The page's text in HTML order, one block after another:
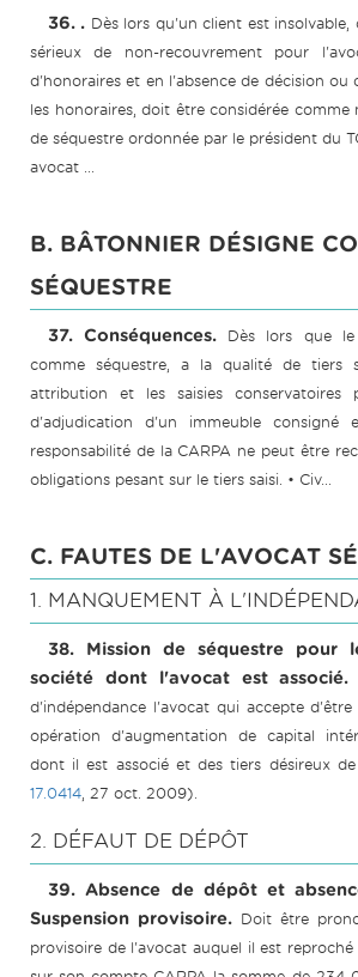
36. . Dès lors qu'un client est insolvable,
sérieux de non-recouvrement pour
d'honoraires et en l'absence de décision
les honoraires, doit être considérée comme
de séquestre ordonnée par le président du
avocat ...
B. BÂTONNIER DÉSIGNE
SÉQUESTRE
37. Conséquences.
Dès lors que le
comme séquestre, a la qualité de tiers
attribution et les saisies
d'adjudication d'un immeuble consigné
responsabilité de la CARPA ne peut être
obligations pesant sur le tiers saisi. • Civ...
C. FAUTES DE L'AVOCAT
1. MANQUEMENT À
38. Mission de séquestre pour
société dont l'avocat est associé.
d'indépendance l'avocat qui accepte d'être
opération d'augmentation de capital
dont il est associé et des tiers désireux
17.0414, 27 oct. 2009).
2. DÉFAUT DE DÉPÔT
39. Absence de dépôt et
Suspension provisoire. Doit être
provisoire de l'avocat auquel il est